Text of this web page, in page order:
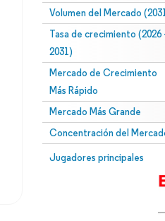
Volumen del Mercado
Tasa de crecimiento (2026
2031)
Mercado de Crecimiento
Más Rápido
Mercado Más Grande
Concentración del
Jugadores principales
Imagen © Mordor Intelligence.
atribución según CC BY 4.0.